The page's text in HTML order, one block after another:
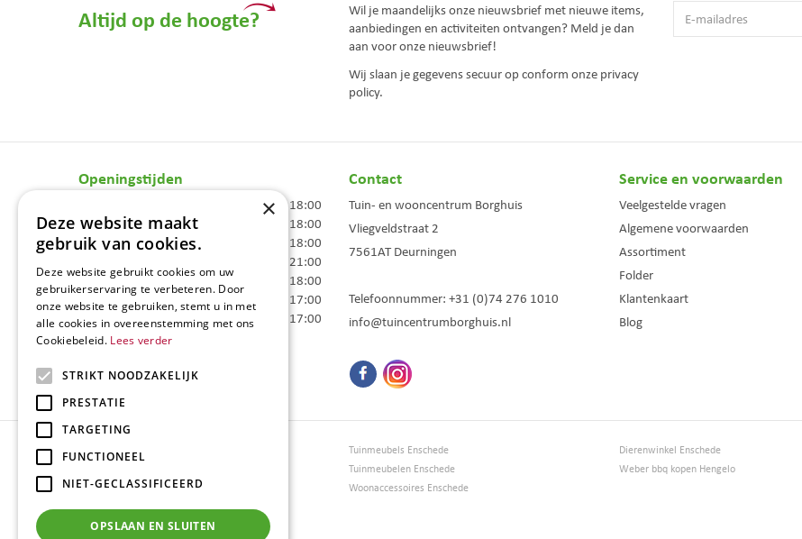
Altijd op de hoogte?
Wil je maandelijks onze nieuwsbrief met nieuwe items,
aanbiedingen en activiteiten ontvangen? Meld je dan
aan voor onze nieuwsbrief!
Wij slaan je gegevens secuur op conform onze privacy
policy.
Openingstijden
09:00 - 18:00
Dinsdag
09:00 - 18:00
Woensdag
09:00 - 18:00
09:00 - 21:00
Vrijdag
09:00 - 18:00
Zaterdag
09:00 - 17:00
Zondag
10:00 - 17:00
Contact
Tuin- en wooncentrum Borghuis
Vliegveldstraat 2
7561AT Deurningen
Telefoonnummer: +31 (0)74 276 1010
info@tuincentrumborghuis.nl
Service en voorwaarden
Veelgestelde vragen
Algemene voorwaarden
Assortiment
Folder
Klantenkaart
Blog
Tuincentrum Borghuis
Loungesets
Bloemen
Barbecues
Tuinmeubels Enschede
Tuinmeubelen Enschede
Woonaccessoires Enschede
Dierenwinkel Enschede
Weber bbq kopen Hengelo
×
Deze website maakt
gebruik van cookies.
Deze website gebruikt cookies om uw
gebruikerservaring te verbeteren. Door
onze website te gebruiken, stemt u in met
alle cookies in overeenstemming met ons
Cookiebeleid. Lees verder
STRIKT NOODZAKELIJK
PRESTATIE
TARGETING
FUNCTIONEEL
NIET-GECLASSIFICEERD
OPSLAAN EN SLUITEN